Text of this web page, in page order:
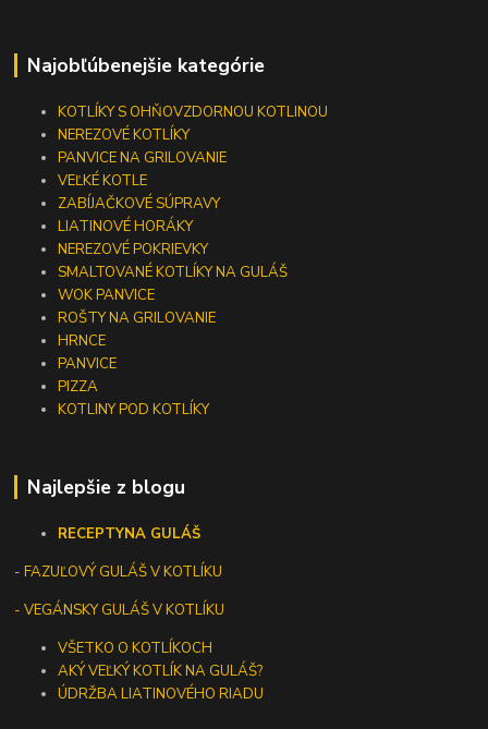
Najobľúbenejšie kategórie
KOTLÍKY S OHŇOVZDORNOU KOTLINOU
NEREZOVÉ KOTLÍKY
PANVICE NA GRILOVANIE
VEĽKÉ KOTLE
ZABÍJAČKOVÉ SÚPRAVY
LIATINOVÉ HORÁKY
NEREZOVÉ POKRIEVKY
SMALTOVANÉ KOTLÍKY NA GULÁŠ
WOK PANVICE
ROŠTY NA GRILOVANIE
HRNCE
PANVICE
PIZZA
KOTLINY POD KOTLÍKY
Najlepšie z blogu
RECEPTYNA GULÁŠ
-FAZUĽOVÝ GULÁŠ V KOTLÍKU
- VEGÁNSKY GULÁŠ V KOTLÍKU
VŠETKO O KOTLÍKOCH
AKÝ VEĽKÝ KOTLÍK NA GULÁŠ?
ÚDRŽBA LIATINOVÉHO RIADU